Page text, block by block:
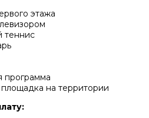
этажа
теннис
программа
на территории